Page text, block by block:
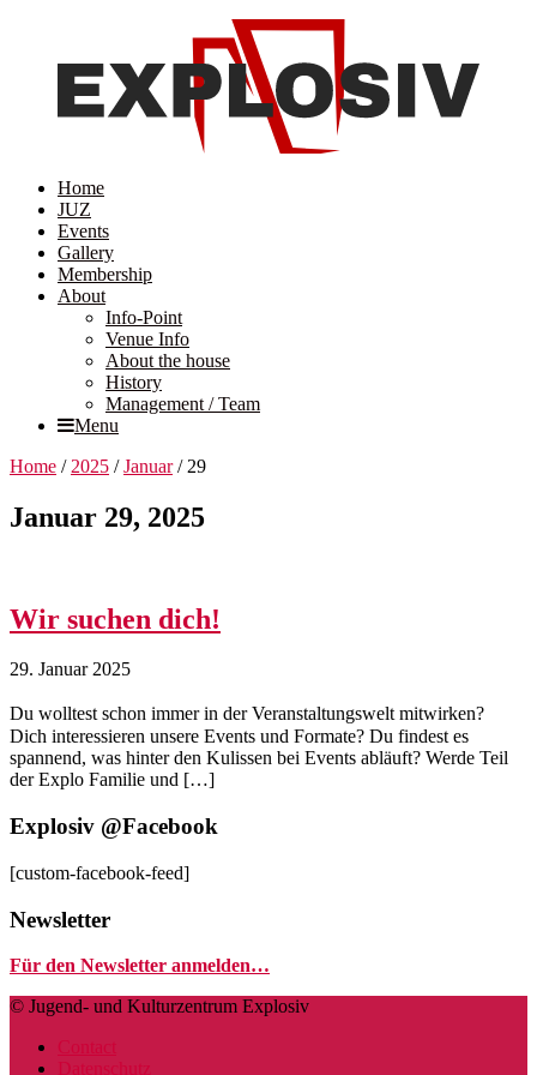
Home
JUZ
Events
Gallery
Membership
About
Info-Point
Venue Info
About the house
History
Management / Team
Menu
Home / 2025 / Januar / 29
Januar 29, 2025
Wir suchen dich!
29. Januar 2025
Du wolltest schon immer in der Veranstaltungswelt mitwirken?
Dich interessieren unsere Events und Formate? Du findest es
spannend, was hinter den Kulissen bei Events abläuft? Werde Teil
der Explo Familie und […]
Explosiv @Facebook
[custom-facebook-feed]
Newsletter
Für den Newsletter anmelden…
© Jugend- und Kulturzentrum Explosiv
Contact
Datenschutz